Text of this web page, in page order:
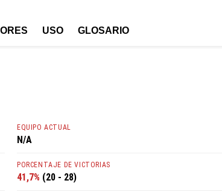
USO GLOSARIO
EQUIPO ACTUAL
N/A
PORCENTAJE DE VICTORIAS
41,7% (20 - 28)